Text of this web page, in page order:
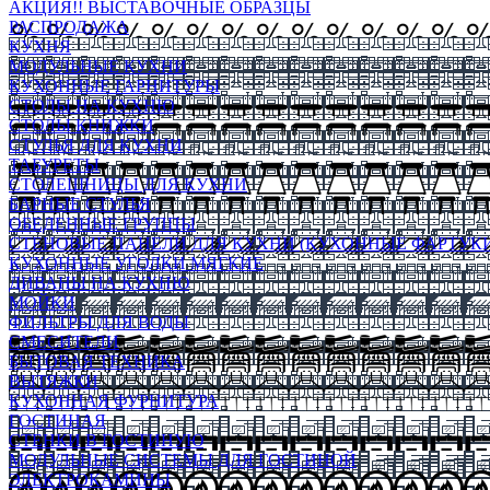
АКЦИЯ!! ВЫСТАВОЧНЫЕ ОБРАЗЦЫ
РАСПРОДАЖА
КУХНЯ
МОДУЛЬНЫЕ КУХНИ
КУХОННЫЕ ГАРНИТУРЫ
СТОЛЫ НА КУХНЮ
СТОЛЫ КНИЖКИ
СТУЛЬЯ ДЛЯ КУХНИ
ТАБУРЕТЫ
СТОЛЕШНИЦЫ ДЛЯ КУХНИ
БАРНЫЕ СТУЛЬЯ
ОБЕДЕННЫЕ ГРУППЫ
СТЕНОВЫЕ ПАНЕЛИ ДЛЯ КУХНИ (КУХОННЫЕ
КУХОННЫЕ УГОЛКИ МЯГКИЕ
ДИВАНЫ НА КУХНЮ
МОЙКИ
ФИЛЬТРЫ ДЛЯ ВОДЫ
СМЕСИТЕЛИ
БЫТОВАЯ ТЕХНИКА
ВЫТЯЖКИ
КУХОННАЯ ФУРНИТУРА
ГОСТИНАЯ
СТЕНКИ В ГОСТИНУЮ
МОДУЛЬНЫЕ СИСТЕМЫ ДЛЯ ГОСТИНОЙ
ЭЛЕКТРОКАМИНЫ